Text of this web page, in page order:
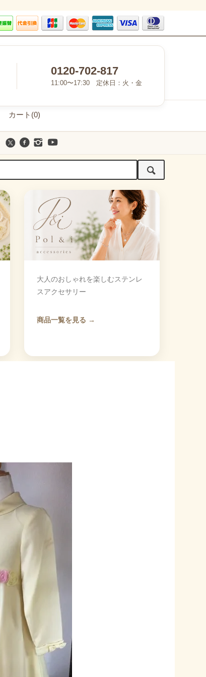
0120-702-817
11:00〜17:30 定休日：火・金
カート(0)
大人のおしゃれを楽しむステンレ
スアクセサリー
商品一覧を見る →